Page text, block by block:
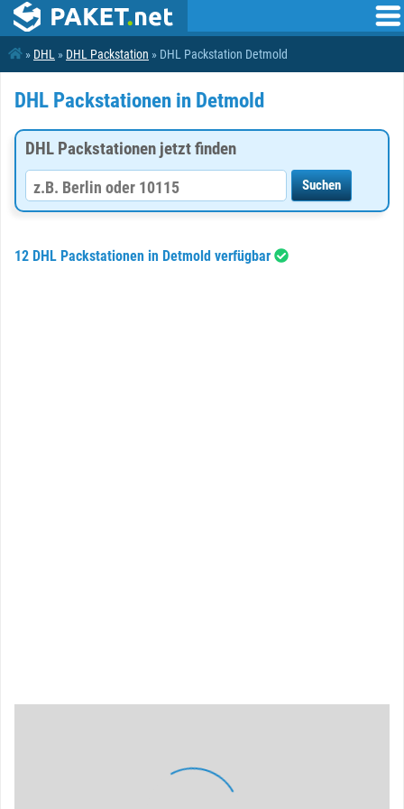
» DHL » DHL Packstation » DHL Packstation Detmold
DHL Packstationen in Detmold
DHL Packstationen jetzt finden
12 DHL Packstationen in Detmold verfügbar